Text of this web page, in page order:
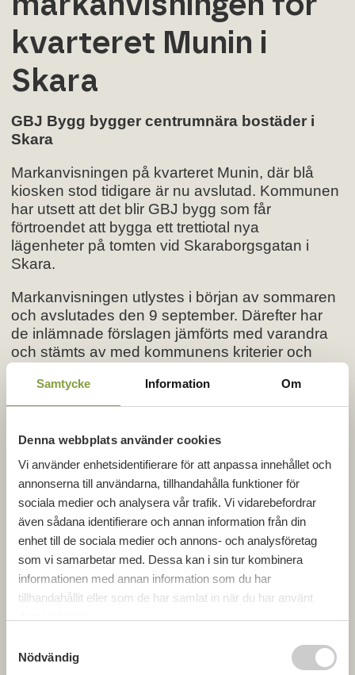
Samtycke Information Om
Denna webbplats använder cookies
Vi använder enhetsidentifierare för att anpassa innehållet och
annonserna till användarna, tillhandahålla funktioner för
sociala medier och analysera vår trafik. Vi vidarebefordrar
även sådana identifierare och annan information från din
enhet till de sociala medier och annons- och analysföretag
som vi samarbetar med. Dessa kan i sin tur kombinera
informationen med annan information som du har
tillhandahållit eller som de har samlat in när du har använt
Nödvändig
kvarteret Munin i
Skara
GBJ Bygg bygger centrumnära bostäder i
Skara
Markanvisningen på kvarteret Munin, där blå
kiosken stod tidigare är nu avslutad. Kommunen
har utsett att det blir GBJ bygg som får
förtroendet att bygga ett trettiotal nya
lägenheter på tomten vid Skaraborgsgatan i
Skara.
Markanvisningen utlystes i början av sommaren
och avslutades den 9 september. Därefter har
de inlämnade förslagen jämförts med varandra
och stämts av med kommunens kriterier och
av GBJ Bostadsutveckling, som utvecklar
bostadsprojekt i hela södra Sverige.
Malin Älmegran, GBJ Bostadsutveckling säger:
-Med förslaget som vi har lämnat in vill vi ska
skapa centrumnära och attraktiva
boendemöjligheter, både för unga vuxna som
ännu inte tagit steget till egen villa, och för äldre
som vill flytta till ett bekvämt boende med nära till
handel, service och stadens aktiviteter.
-Vi är väldigt glada att vi har fått förtroendet av
som en mycket expansiv ort att få bygga